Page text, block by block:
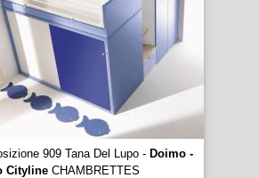
909 Tana Del Lupo - Doimo -
CitylineCHAMBRETTES